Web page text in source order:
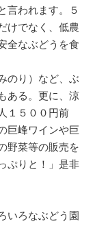
言われます。５
けでなく、低農
全なぶどうを食
のり）など、ぶ
ある。更に、涼
１５００円前
巨峰ワインや巨
野菜等の販売を
ぷりと！」是非
いろなぶどう園